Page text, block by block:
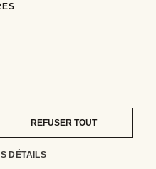
REFUSER TOUT
DÉTAILS